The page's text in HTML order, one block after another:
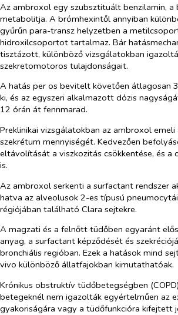
Az ambroxol egy szubsztituált benzilamin, a
metabolitja. A brómhexintől annyiban
gyűrűn para-transz helyzetben a
hidroxilcsoportot tartalmaz. Bár
tisztázott, különböző vizsgálatokban
szekretomotoros tulajdonságait.
A hatás per os bevitelt követően átlagosan
ki, és az egyszeri alkalmazott dózis
12 órán át fennmarad.
Preklinikai vizsgálatokban az ambroxol emeli
szekrétum mennyiségét. Kedvezően
eltávolítását a viszkozitás csökkentése, és a
is.
Az ambroxol serkenti a surfactant rendszer
hatva az alveolusok 2-es típusú
régiójában található Clara sejtekre.
A magzati és a felnőtt tüdőben egyaránt
anyag, a surfactant képződését és
bronchiális regióban. Ezek a hatások mind
vivo különböző állatfajokban kimutathatóak.
Krónikus obstruktív tüdőbetegségben
betegeknél nem igazolták egyértelműen az
gyakoriságára vagy a tüdőfunkcióra kifejtett